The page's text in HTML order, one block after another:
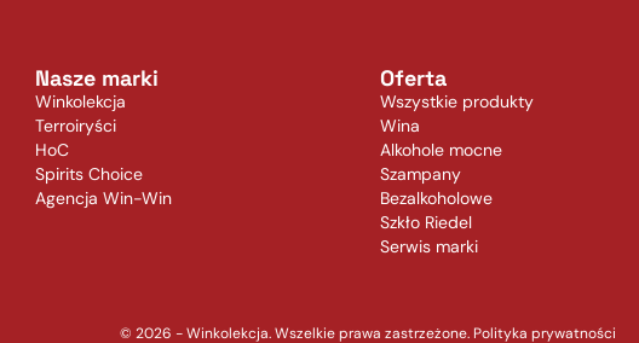
Nasze marki
Winkolekcja
Terroiryści
HoC
Spirits Choice
Agencja Win-Win
Oferta
Wszystkie produkty
Wina
Alkohole mocne
Szampany
Bezalkoholowe
Szkło Riedel
Serwis marki
© 2026 - Winkolekcja. Wszelkie prawa zastrzeżone. Polityka prywatności